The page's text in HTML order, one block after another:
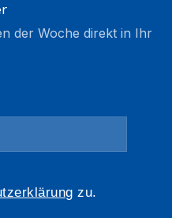
der Woche direkt in Ihr